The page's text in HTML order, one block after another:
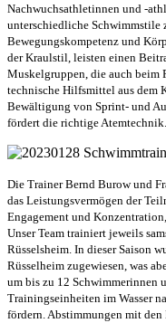
Nachwuchsathletinnen und -
unterschiedliche Schwimmstile
Bewegungskompetenz und
der Kraulstil, leisten einen
Muskelgruppen, die auch beim
technische Hilfsmittel aus dem
Bewältigung von Sprint- und
fördert die richtige Atemtechnik.
Die Trainer Bernd Burow und
das Leistungsvermögen der
Engagement und
Unser Team trainiert jeweils
Rüsselsheim. In dieser Saison
Rüsselheim zugewiesen, was
um bis zu 12 Schwimmerinnen
Trainingseinheiten im Wasser
fördern. Abstimmungen mit